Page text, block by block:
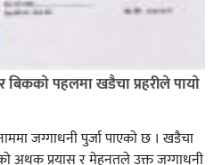
ट्यांकर दुर्घटनापछि
बिककाे पहलमा खडैचा प्रहरीले पायाे
जग्गाधनी पुर्जा पाएकाे छ । खडैचा
अथक प्रयास र मेहनतले उक्त जग्गाधनी